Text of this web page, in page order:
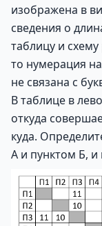
изображена в
сведения о
таблицу и
то нумерация
не связана с
В таблице в
откуда
куда.
А и пунктом Б,